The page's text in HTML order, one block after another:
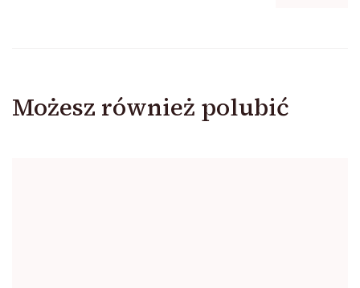
Możesz również polubić